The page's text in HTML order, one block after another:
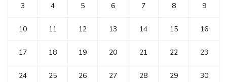
3 4 5 6 7 8 9
10 11 12 13 14 15 16
17 18 19 20 21 22 23
24 25 26 27 28 29 30